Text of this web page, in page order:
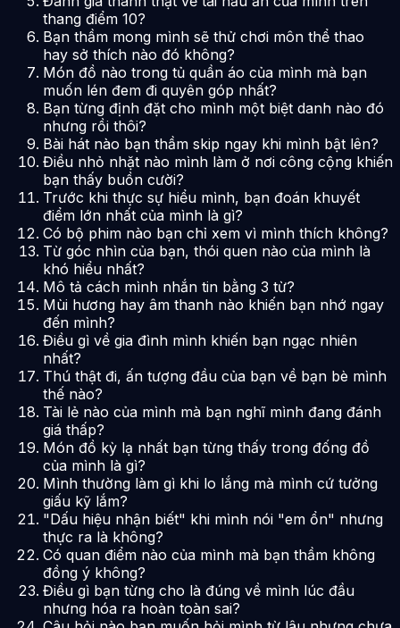
thang điểm 10?
Bạn thầm mong mình sẽ thử chơi môn thể thao
hay sở thích nào đó không?
Món đồ nào trong tủ quần áo của mình mà bạn
muốn lén đem đi quyên góp nhất?
Bạn từng định đặt cho mình một biệt danh nào đó
nhưng rồi thôi?
Bài hát nào bạn thầm skip ngay khi mình bật lên?
Điều nhỏ nhặt nào mình làm ở nơi công cộng khiến
bạn thấy buồn cười?
Trước khi thực sự hiểu mình, bạn đoán khuyết
điểm lớn nhất của mình là gì?
Có bộ phim nào bạn chỉ xem vì mình thích không?
Từ góc nhìn của bạn, thói quen nào của mình là
khó hiểu nhất?
Mô tả cách mình nhắn tin bằng 3 từ?
Mùi hương hay âm thanh nào khiến bạn nhớ ngay
đến mình?
Điều gì về gia đình mình khiến bạn ngạc nhiên
nhất?
Thú thật đi, ấn tượng đầu của bạn về bạn bè mình
thế nào?
Tài lẻ nào của mình mà bạn nghĩ mình đang đánh
giá thấp?
Món đồ kỳ lạ nhất bạn từng thấy trong đống đồ
của mình là gì?
Mình thường làm gì khi lo lắng mà mình cứ tưởng
giấu kỹ lắm?
"Dấu hiệu nhận biết" khi mình nói "em ổn" nhưng
thực ra là không?
Có quan điểm nào của mình mà bạn thầm không
đồng ý không?
Điều gì bạn từng cho là đúng về mình lúc đầu
nhưng hóa ra hoàn toàn sai?